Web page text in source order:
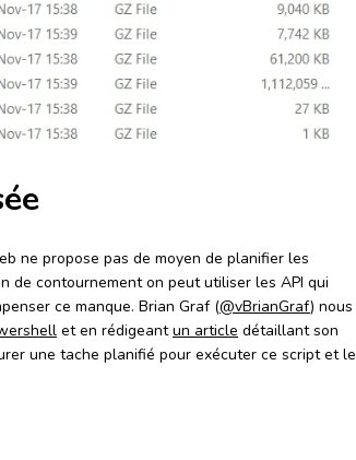
ne propose pas de moyen de planifier les
de contournement on peut utiliser les API qui
ce manque. Brian Graf (@vBrianGraf) nous
et en rédigeantun article détaillant son
une tache planifié pour exécuter ce script et le